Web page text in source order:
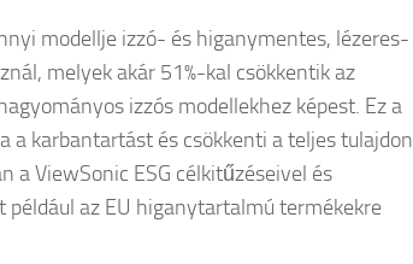
modellje izzó- és higanymentes, lézeres-
melyek akár 51%-kal csökkentik az
izzós modellekhez képest. Ez a
a karbantartást és csökkenti a teljes
a ViewSonic ESG célkitűzéseivel és
például az EU higanytartalmú termékekre